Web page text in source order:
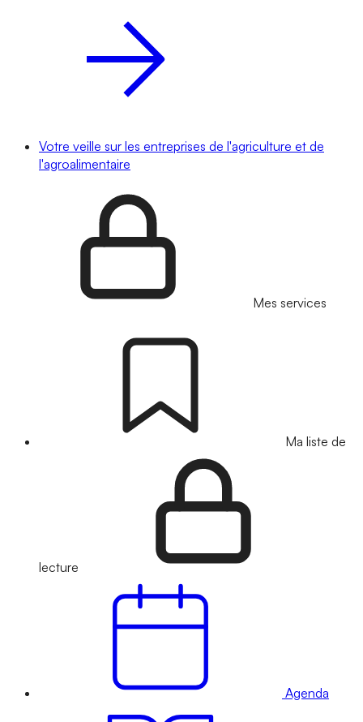
Votre veille sur les entreprises de l'agriculture et de
l'agroalimentaire
Mes services
Ma liste de
lecture
Agenda